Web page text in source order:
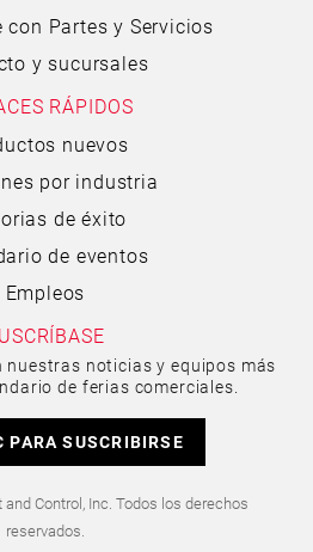
con Partes y Servicios
y sucursales
RÁPIDOS
nuevos
por industria
de éxito
de eventos
Empleos
nuestras noticias y equipos más
de ferias comerciales.
PARA SUSCRIBIRSE
Control, Inc. Todos los derechos
reservados.